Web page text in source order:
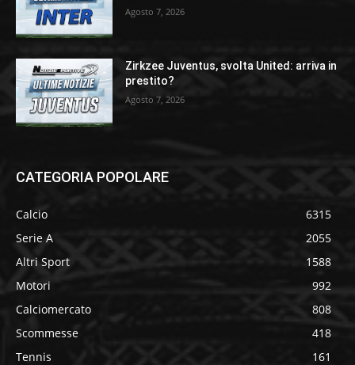
Agosto 7, 2026
Zirkzee Juventus, svolta United: arriva in
prestito?
Agosto 7, 2026
CATEGORIA POPOLARE
Calcio
6315
Serie A
2055
Altri Sport
1588
Motori
992
Calciomercato
808
Scommesse
418
Tennis
161